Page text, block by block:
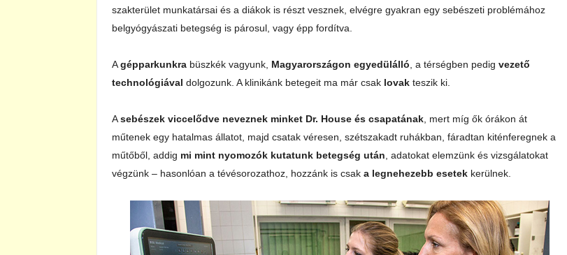
szakterület munkatársai és a diákok is részt vesznek, elvégre gyakran egy sebészeti problémához
belgyógyászati betegség is párosul, vagy épp fordítva.
Agépparkunkra büszkék vagyunk, Magyarországon egyedülálló , a térségben pedig vezető
technológiával dolgozunk. A klinikánk betegeit ma már csak lovak teszik ki.
Asebészek viccelődve neveznek minket Dr. House és csapatának , mert míg ők órákon át
műtenek egy hatalmas állatot, majd csatak véresen, szétszakadt ruhákban, fáradtan kiténferegnek a
műtőből, addig mi mint nyomozók kutatunk betegség után , adatokat elemzünk és vizsgálatokat
végzünk – hasonlóan a tévésorozathoz, hozzánk is csak a legnehezebb esetek kerülnek.